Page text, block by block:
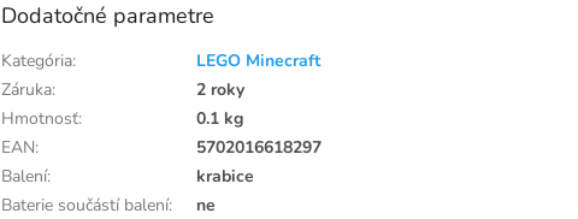
Dodatočné parametre
Kategória:
LEGO Minecraft
Záruka:
2 roky
Hmotnosť:
0.1 kg
EAN:
5702016618297
Balení:
krabice
Baterie součástí balení:
ne